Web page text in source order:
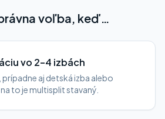
voľba, keď…
vo 2–4 izbách
aj detská izba alebo
to je multisplit stavaný.